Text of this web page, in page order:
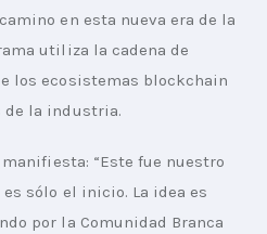
en esta nueva era de la
utiliza la cadena de
los ecosistemas blockchain
de la industria.
“Este fue nuestro
sólo el inicio. La idea es
por la Comunidad Branca